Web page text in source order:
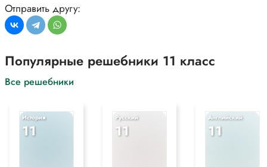
*Текст задания приводится исключительно в образовательных целях
для более полного понимания решения.
Отправить другу:
Популярные решебники 11 класс
Все решебники
История
11
Русский
11
Английский
11